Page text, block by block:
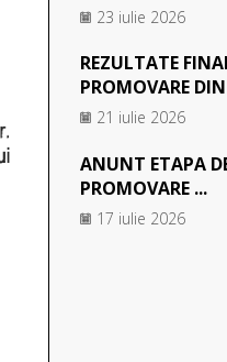
23 iulie 2026
REZULTATE
PROMOVARE
21 iulie 2026
ANUNT ETAPA
PROMOVARE ...
17 iulie 2026